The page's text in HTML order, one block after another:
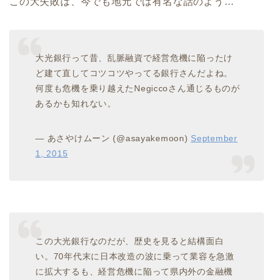
大光銀行って昔、乱脈融資で経営危機に陥ったけ
ど建て直してコツコツやってる銀行さんだよね。
何度も危機を乗り越えたNegiccoさん通じるものが
あるかも知れない。
— あさやけムーン (@asayakemoon) September
1, 2015
この大光銀行なのだが、歴史を見ると結構面白
い。70年代末に日本改造の波に乗って業容を急激
に拡大するも、経営危機に陥って県内外の金融機